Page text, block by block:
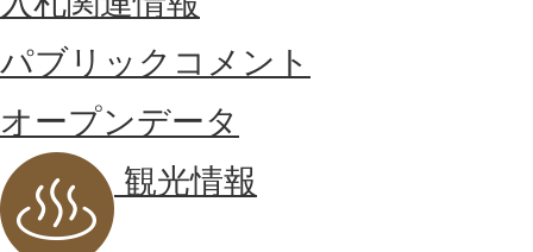
パブリックコメント
オープンデータ
観光情報